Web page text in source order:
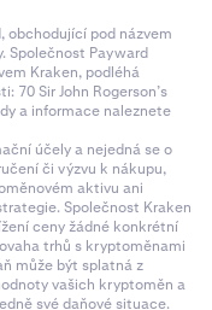
obchodující pod názvem
Společnost Payward
Kraken, podléhá
70 Sir John Rogerson’s
a informace naleznete
účely a nejedná se o
či výzvu k nákupu,
aktivu ani
Společnost Kraken
ceny žádné konkrétní
trhů s kryptoměnami
může být splatná z
vašich kryptoměn a
své daňové situace.